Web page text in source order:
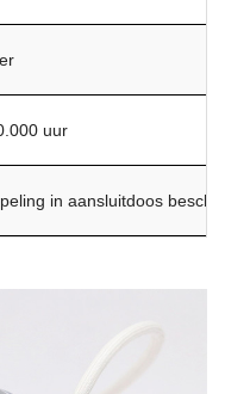
uur
in aansluitdoos